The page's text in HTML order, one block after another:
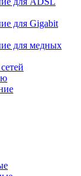
для Gigabit
для медных